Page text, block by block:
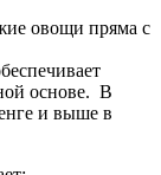
овощи пряма с
основе. В
и выше в